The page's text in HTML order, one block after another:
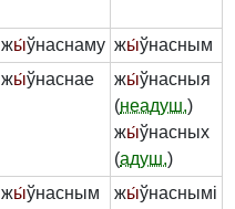
жы́ўнаснаму жы́ўнасным
жы́ўнаснае жы́ўнасныя
(неадуш.)
жы́ўнасных
(адуш.)
жы́ўнасным жы́ўнаснымі